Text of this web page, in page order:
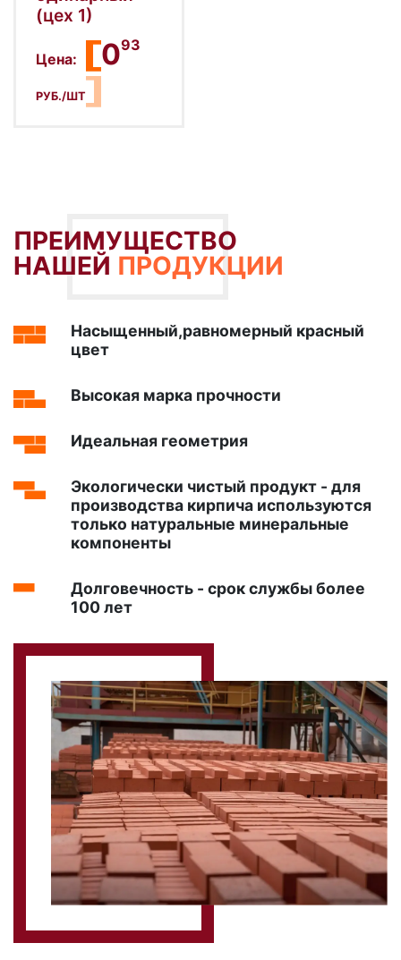
(цех 1)
Цена: 093
РУБ./ШТ
ПРЕИМУЩЕСТВО
НАШЕЙ ПРОДУКЦИИ
Насыщенный,равномерный красный
цвет
Высокая марка прочности
Идеальная геометрия
Экологически чистый продукт - для
производства кирпича используются
только натуральные минеральные
компоненты
Долговечность - срок службы более
100 лет